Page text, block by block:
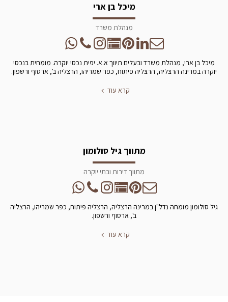
מיכל בן ארי
מנהלת משרד
מיכל בן ארי, מנהלת משרד ובעלים תיווך א.א. יפית נכסי יוקרה. מומחית בנכסי
יוקרה במרינה הרצליה, הרצליה פיתוח, כפר שמריהו, הרצליה ב', ארסוף ורשפון.
קרא עוד
מתווך גיל סולומון
מתווך דירות ובתי יוקרה
גיל סולומון מומחה נדל"ן במרינה הרצליה, הרצליה פיתוח, כפר שמריהו, הרצליה
ב', ארסוף ורשפון.
קרא עוד